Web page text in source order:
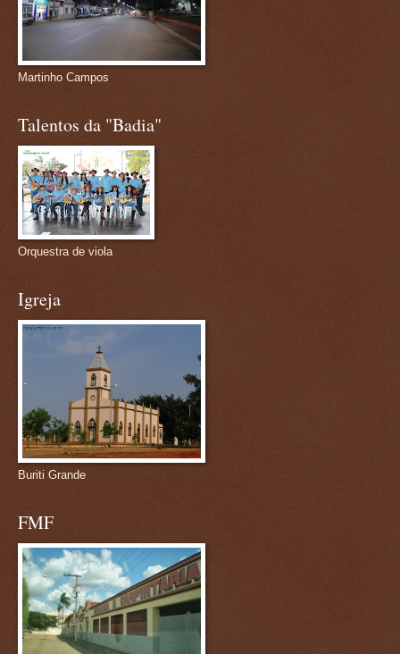
Martinho Campos
Talentos da "Badia"
Orquestra de viola
Igreja
Buriti Grande
FMF